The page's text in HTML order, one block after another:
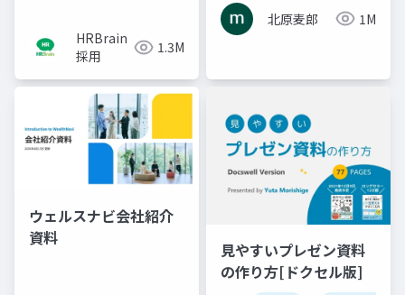
HRBrain
採用
1.3M
北原麦郎 1M
ウェルスナビ会社紹介
資料
見やすいプレゼン資料
の作り方[ドクセル版]